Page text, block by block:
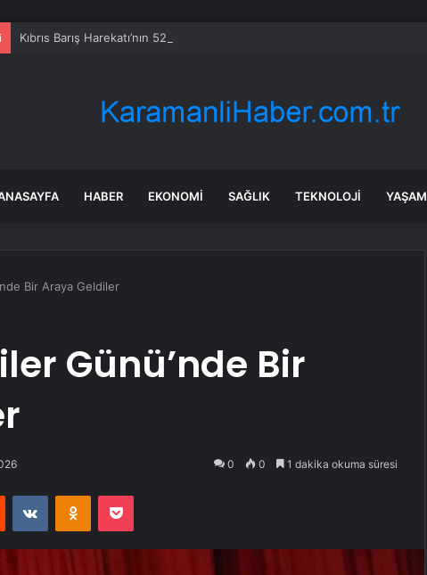
Kıbrıs Barış Harekatı’nın 52. Yıl Dönümü Mesajı
HABER EKONOMI SAĞLIK TEKNOLOJI YAŞAM
Bir Araya Geldiler
Günü’nde Bir
0 0 1 dakika okuma süresi
Reddit VKontakteOdnoklassniki
Pocket